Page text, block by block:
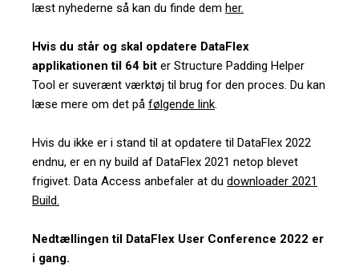
læst nyhederne så kan du finde dem her.
Hvis du står og skal opdatere DataFlex
applikationen til 64 bit er Structure Padding Helper
Tool er suverænt værktøj til brug for den proces. Du kan
læse mere om det på følgende link.
Hvis du ikke er i stand til at opdatere til DataFlex 2022
endnu, er en ny build af DataFlex 2021 netop blevet
frigivet. Data Access anbefaler at du downloader 2021
Build.
Nedtællingen til DataFlex User Conference 2022 er
i gang.